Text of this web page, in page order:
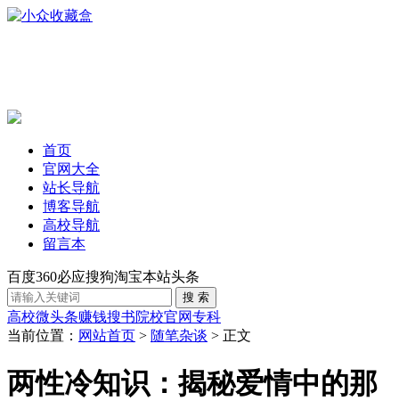
首页
官网大全
站长导航
博客导航
高校导航
留言本
百度360必应搜狗淘宝本站头条
高校微头条赚钱搜书院校官网专科
当前位置： 网站首页 > 随笔杂谈 > 正文
两性冷知识：揭秘爱情中的那